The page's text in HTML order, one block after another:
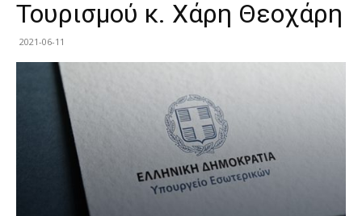
Τουρισμού κ. Χάρη Θεοχάρη
2021-06-11